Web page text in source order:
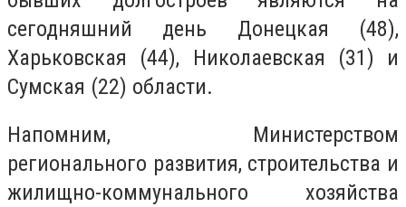
сегодняшний день Донецкая (48),
Харьковская (44), Николаевская (31) и
Сумская (22) области.
Напомним, Министерством
регионального развития, строительства и
жилищно-коммунального хозяйства